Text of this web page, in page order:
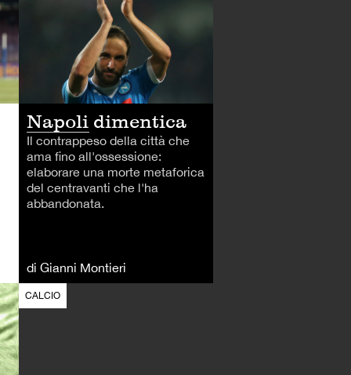
Napoli dimentica
Il contrappeso della città che
ama fino all'ossessione:
elaborare una morte metaforica
del centravanti che l'ha
abbandonata.
di Gianni Montieri
CALCIO